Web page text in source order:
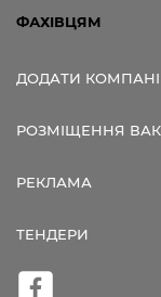
ФАХІВЦЯМ
ДОДАТИ
РОЗМІЩЕННЯ
РЕКЛАМА
ТЕНДЕРИ